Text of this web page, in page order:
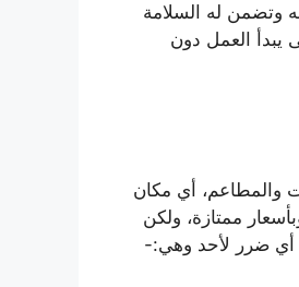
وتضمن له السلامة
يبدأ العمل دون
والمطاعم، أي مكان
ممتازة، ولكن
أي ضرر لأحد وهي:-